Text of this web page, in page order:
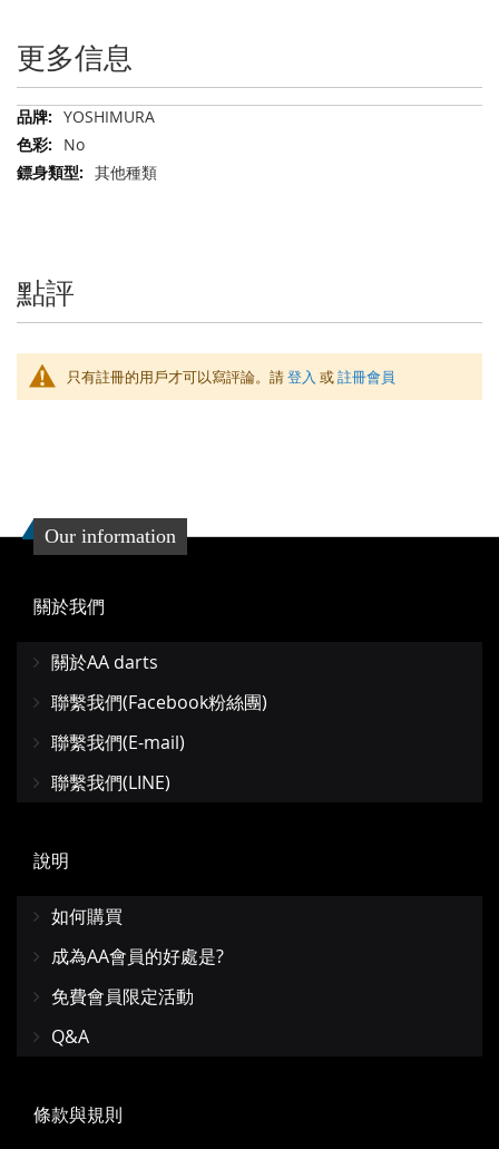
更多信息
更
多
信
息
YOSHIMURA
No
其他種類
點評
只有註冊的用戶才可以寫評論。請登入 或註冊會員
Our information
關於我們
關於AA darts
聯繫我們(Facebook粉絲團)
聯繫我們(E-mail)
聯繫我們(LINE)
說明
如何購買
成為AA會員的好處是?
免費會員限定活動
Q&A
條款與規則